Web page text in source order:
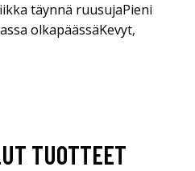
täynnä ruusujaPieni
olkapäässäKevyt,
TUOTTEET